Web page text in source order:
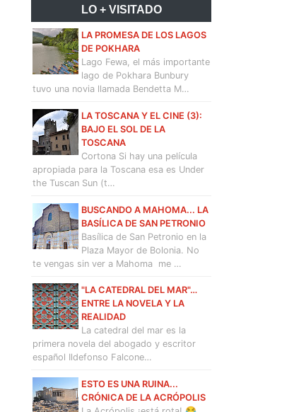
LO + VISITADO
LA PROMESA DE LOS LAGOS
DE POKHARA
Lago Fewa, el más importante
lago de Pokhara Bunbury
tuvo una novia llamada Bendetta M…
LA TOSCANA Y EL CINE (3):
BAJO EL SOL DE LA
TOSCANA
Cortona Si hay una película
apropiada para la Toscana esa es Under
the Tuscan Sun (t…
BUSCANDO A MAHOMA... LA
BASÍLICA DE SAN PETRONIO
Basílica de San Petronio en la
Plaza Mayor de Bolonia. No
te vengas sin ver a Mahoma me …
"LA CATEDRAL DEL MAR"…
ENTRE LA NOVELA Y LA
REALIDAD
La catedral del mar es la
primera novela del abogado y escritor
español Ildefonso Falcone…
ESTO ES UNA RUINA...
CRÓNICA DE LA ACRÓPOLIS